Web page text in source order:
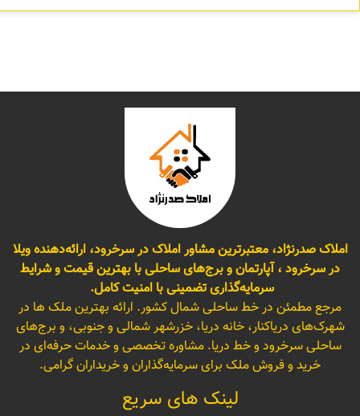
املاک صدرنژاد، معتبرترین مشاور املاک در سرخرود، ارائه‌دهنده ویلا
در سرخرود ، آپارتمان و برج‌های ساحلی با بهترین قیمت و شرایط
سرمایه‌گذاری تضمینی با امنیت کامل.
مرجع مطمئن در خط ساحلی شمال کشور. ارائه بهترین ملک ها در
شهرک‌های دریاکنار، خانه دریا، خزرشهر شمالی و جنوبی، و برج‌های
ساحلی سرخرود و خط دریا. مشاوره تخصصی و خدمات حرفه‌ای در
خرید و فروش ملک برای سرمایه‌گذاران و خریداران گرامی.
لینک های سریع